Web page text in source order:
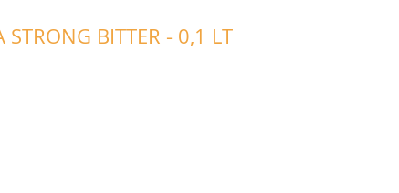
STRONG BITTER - 0,1 LT